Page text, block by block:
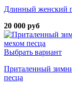
Длинный женский
20 000 руб
Выбрать вариант
Приталенный
песца